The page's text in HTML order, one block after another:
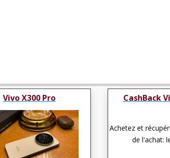
Vivo X300 Pro CashBack
Achetez et
de l'achat: